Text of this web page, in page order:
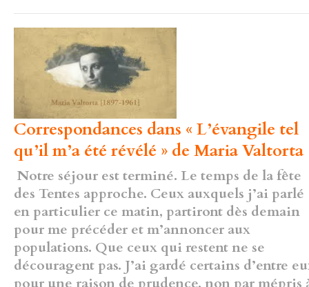
Correspondances dans « L’évangile tel
qu’il m’a été révélé » de Maria Valtorta
Notre séjour est terminé. Le temps de la fête
des Tentes approche. Ceux auxquels j’ai parlé
en particulier ce matin, partiront dès demain
pour me précéder et m’annoncer aux
populations. Que ceux qui restent ne se
découragent pas. J’ai gardé certains d’entre
pour une raison de prudence, non par mépris